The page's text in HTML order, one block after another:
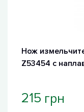
Нож
Z53454 с
215 грн